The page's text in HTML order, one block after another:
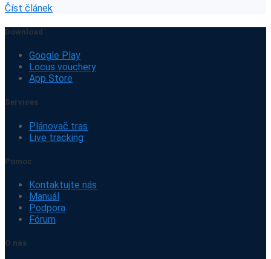
Číst článek
Download
Google Play
Locus vouchery
App Store
Services
Plánovač tras
Live tracking
Pomoc
Kontaktujte nás
Manuál
Podpora
Fórum
O nás